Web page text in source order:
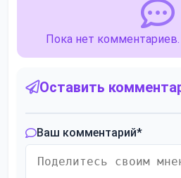
Пока нет
Оставить
Ваш комментарий*